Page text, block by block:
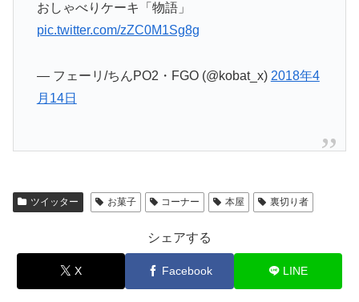
おしゃべりケーキ「物語」
pic.twitter.com/zZC0M1Sg8g
— フェーリ/ちんPO2・FGO (@kobat_x) 2018年4
月14日
ツイッター お菓子 コーナー 本屋 裏切り者
シェアする
X Facebook LINE